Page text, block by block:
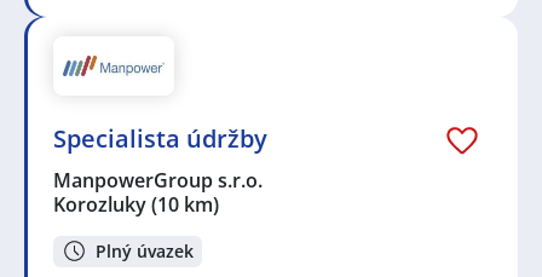
Specialista údržby
ManpowerGroup s.r.o.
Korozluky(10 km)
Plný úvazek